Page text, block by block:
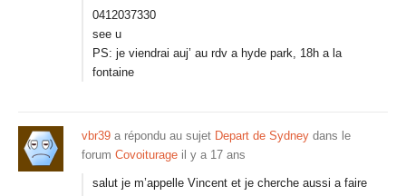
0412037330
see u
PS: je viendrai auj’ au rdv a hyde park, 18h a la
fontaine
vbr39 a répondu au sujet Depart de Sydney dans le
forum Covoiturage il y a 17 ans
salut je m’appelle Vincent et je cherche aussi a faire